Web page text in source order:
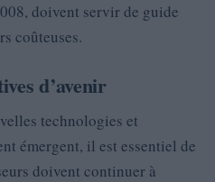
doivent servir de guide
coûteuses.
d’avenir
technologies et
émergent, il est essentiel de
doivent continuer à